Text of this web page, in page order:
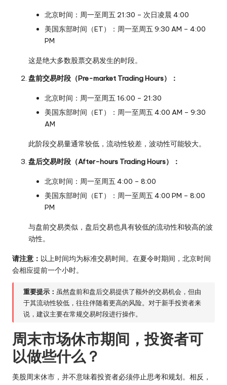
北京时间：周一至周五 21:30 – 次日凌晨 4:00
美国东部时间（ET）：周一至周五 9:30 AM – 4:00
PM
这是绝大多数股票交易发生的时段。
盘前交易时段（Pre-market Trading Hours）：
北京时间：周一至周五 16:00 – 21:30
美国东部时间（ET）：周一至周五 4:00 AM – 9:30
AM
此阶段交易量通常较低，流动性较差，波动性可能较大。
盘后交易时段（After-hours Trading Hours）：
北京时间：周一至周五 4:00 – 8:00
美国东部时间（ET）：周一至周五 4:00 PM – 8:00
PM
与盘前交易类似，盘后交易也具有较低的流动性和较高的波
动性。
请注意： 以上时间均为标准交易时间。在夏令时期间，北京时间
会相应提前一个小时。
重要提示： 虽然盘前和盘后交易提供了额外的交易机会，但由
于其流动性较低，往往伴随着更高的风险。对于新手投资者来
说，建议主要在常规交易时段进行操作。
周末市场休市期间，投资者可
以做些什么？
美股周末休市，并不意味着投资者必须停止思考和规划。相反，